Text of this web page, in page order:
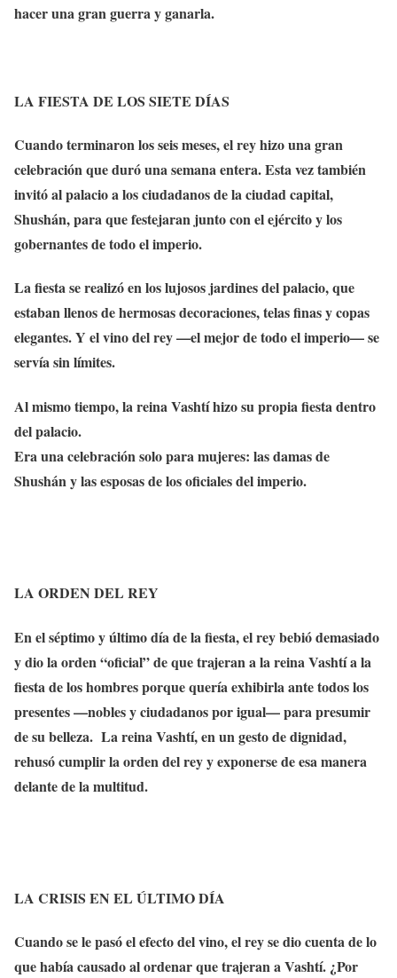
hacer una gran guerra y ganarla.
LA FIESTA DE LOS SIETE DÍAS
Cuando terminaron los seis meses, el rey hizo una gran
celebración que duró una semana entera. Esta vez también
invitó al palacio a los ciudadanos de la ciudad capital,
Shushán, para que festejaran junto con el ejército y los
gobernantes de todo el imperio.
La fiesta se realizó en los lujosos jardines del palacio, que
estaban llenos de hermosas decoraciones, telas finas y copas
elegantes. Y el vino del rey —el mejor de todo el imperio— se
servía sin límites.
Al mismo tiempo, la reina Vashtí hizo su propia fiesta dentro
del palacio.
Era una celebración solo para mujeres: las damas de
Shushán y las esposas de los oficiales del imperio.
LA ORDEN DEL REY
En el séptimo y último día de la fiesta, el rey bebió demasiado
y dio la orden “oficial” de que trajeran a la reina Vashtí a la
fiesta de los hombres porque quería exhibirla ante todos los
presentes —nobles y ciudadanos por igual— para presumir
de su belleza. La reina Vashtí, en un gesto de dignidad,
rehusó cumplir la orden del rey y exponerse de esa manera
delante de la multitud.
LA CRISIS EN EL ÚLTIMO DÍA
Cuando se le pasó el efecto del vino, el rey se dio cuenta de lo
que había causado al ordenar que trajeran a Vashtí. ¿Por